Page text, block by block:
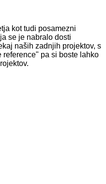
kot tudi posamezni
se je nabralo dosti
naših zadnjih projektov, s
reference" pa si boste lahko